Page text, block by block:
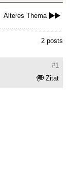
Älteres Thema
2 posts
#1
Zitat